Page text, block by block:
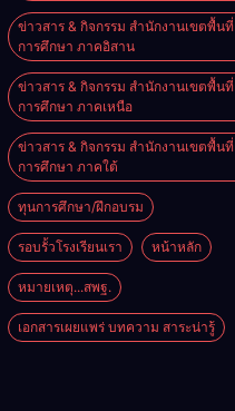
ข่าวสาร & กิจกรรม สำนักงานเขตพื้นที่
การศึกษา ภาคอิสาน
ข่าวสาร & กิจกรรม สำนักงานเขตพื้นที่
การศึกษา ภาคเหนือ
ข่าวสาร & กิจกรรม สำนักงานเขตพื้นที่
การศึกษา ภาคใต้
ทุนการศึกษา/ฝึกอบรม
รอบรั้วโรงเรียนเรา หน้าหลัก
หมายเหตุ...สพฐ.
เอกสารเผยแพร่ บทความ สาระน่ารู้